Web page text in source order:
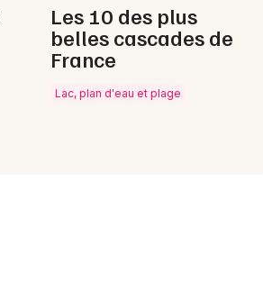
Les 10 des plus
belles cascades de
France
Lac, plan d'eau et plage